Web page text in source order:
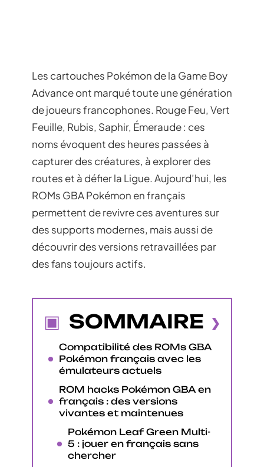
Les cartouches Pokémon de la Game Boy
Advance ont marqué toute une génération
de joueurs francophones. Rouge Feu, Vert
Feuille, Rubis, Saphir, Émeraude : ces
noms évoquent des heures passées à
capturer des créatures, à explorer des
routes et à défier la Ligue. Aujourd’hui, les
ROMs GBA Pokémon en français
permettent de revivre ces aventures sur
des supports modernes, mais aussi de
découvrir des versions retravaillées par
des fans toujours actifs.
SOMMAIRE
Compatibilité des ROMs GBA
Pokémon français avec les
émulateurs actuels
ROM hacks Pokémon GBA en
français : des versions
vivantes et maintenues
Pokémon Leaf Green Multi-
5 : jouer en français sans
chercher